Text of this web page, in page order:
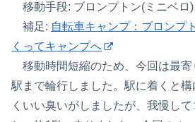
移動手段: ブロンプトン(ミニベロ
補足: 自転車キャンプ：ブロンプ
くってキャンプへ
移動時間短縮のため、今回は最寄
駅まで輪行しました。駅に着くと
くいい臭いがしましたが、我慢し